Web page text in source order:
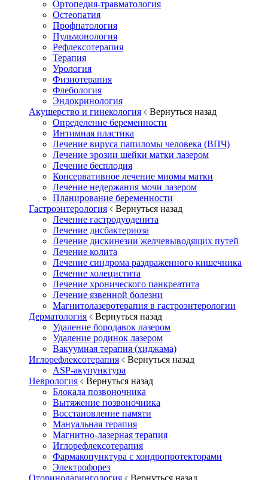
Ортопедия-травматология
Остеопатия
Профпатология
Пульмонология
Рефлексотерапия
Терапия
Урология
Физиотерапия
Флебология
Эндокринология
Акушерство и гинекология
Вернуться назад
Определение беременности
Интимная пластика
Лечение вируса папиломы человека (ВПЧ)
Лечение эрозии шейки матки лазером
Лечение бесплодия
Консервативное лечение миомы матки
Лечение недержания мочи лазером
Планирование беременности
Гастроэнтерология
Вернуться назад
Лечение гастродуоденита
Лечение дисбактериоза
Лечение дискинезии желчевыводящих путей
Лечение колита
Лечение синдрома раздраженного кишечника
Лечение холецистита
Лечение хронического панкреатита
Лечение язвенной болезни
Магнитолазеротерапия в гастроэнтерологии
Дерматология
Вернуться назад
Удаление бородавок лазером
Удаление родинок лазером
Вакуумная терапия (хиджама)
Иглорефлексотерапия
Вернуться назад
ASP-акупунктура
Неврология
Вернуться назад
Блокада позвоночника
Вытяжение позвоночника
Восстановление памяти
Мануальная терапия
Магнитно-лазерная терапия
Иглорефлексотерапия
Фармакопунктура с хондропротекторами
Электрофорез
Оториноларингология
Вернуться назад